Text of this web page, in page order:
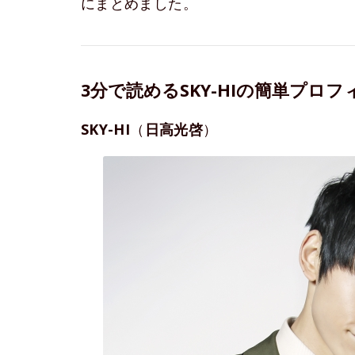
3分で読めるSKY-HIの簡単プロフ
SKY-HI （ 日高光啓）